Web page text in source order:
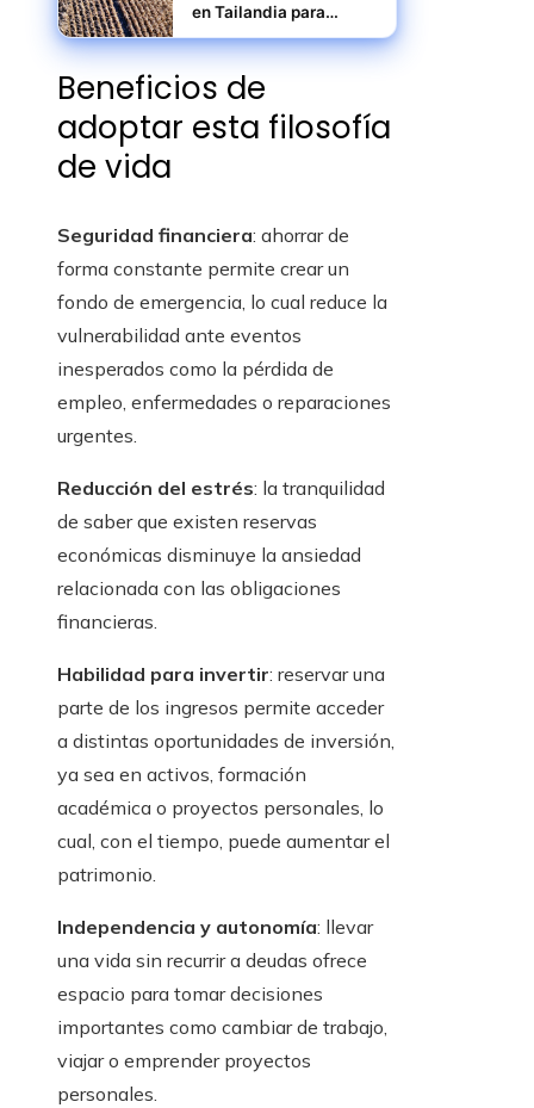
en Tailandia para
elevar la productividad
agrícola y reducir
riesgos rurales
Beneficios de
adoptar esta filosofía
de vida
Seguridad financiera: ahorrar de
forma constante permite crear un
fondo de emergencia, lo cual reduce la
vulnerabilidad ante eventos
inesperados como la pérdida de
empleo, enfermedades o reparaciones
urgentes.
Reducción del estrés: la tranquilidad
de saber que existen reservas
económicas disminuye la ansiedad
relacionada con las obligaciones
financieras.
Habilidad para invertir: reservar una
parte de los ingresos permite acceder
a distintas oportunidades de inversión,
ya sea en activos, formación
académica o proyectos personales, lo
cual, con el tiempo, puede aumentar el
patrimonio.
Independencia y autonomía: llevar
una vida sin recurrir a deudas ofrece
espacio para tomar decisiones
importantes como cambiar de trabajo,
viajar o emprender proyectos
personales.